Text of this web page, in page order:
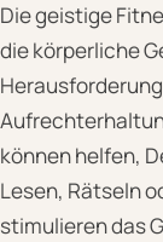
Die geistige
die körperliche
können helfen,
Lesen, Rätseln
stimulieren das